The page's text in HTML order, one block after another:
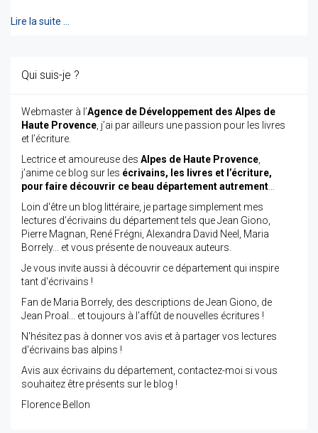
Lire la suite …
Qui suis-je ?
Webmaster à l’Agence de Développement des Alpes de
Haute Provence, j’ai par ailleurs une passion pour les livres
et l’écriture.
Lectrice et amoureuse des Alpes de Haute Provence,
j’anime ce blog sur les écrivains, les livres et l’écriture,
pour faire découvrir ce beau département autrement…
Loin d'être un blog littéraire, je partage simplement mes
lectures d'écrivains du département tels que Jean Giono,
Pierre Magnan, René Frégni, Alexandra David Neel, Maria
Borrely... et vous présente de nouveaux auteurs.
Je vous invite aussi à découvrir ce département qui inspire
tant d'écrivains !
Fan de Maria Borrely, des descriptions de Jean Giono, de
Jean Proal... et toujours à l'affût de nouvelles écritures !
N'hésitez pas à donner vos avis et à partager vos lectures
d'écrivains bas alpins !
Avis aux écrivains du département, contactez-moi si vous
souhaitez être présents sur le blog !
Florence Bellon